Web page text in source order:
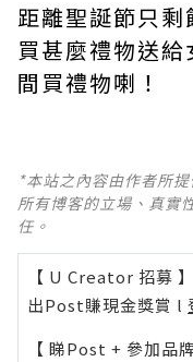
距離聖誕節只
買甚麼禮物送
間買禮物喇！
*本站之內容由作者所
所有博客的立場、真實
任。
【 U Creator 招募 】
出Post賺現金獎賞 l
【 睇Post + 參加品